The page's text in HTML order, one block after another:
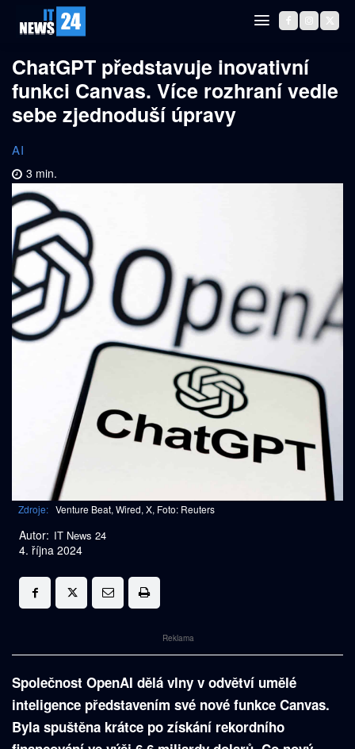
ChatGPT představuje inovativní
funkci Canvas. Více rozhraní vedle
sebe zjednoduší úpravy
AI
3 min.
Zdroje: Venture Beat, Wired, X, Foto: Reuters
Autor: IT News 24
4. října 2024
Reklama
Společnost OpenAI dělá vlny v odvětví umělé
inteligence představením své nové funkce Canvas.
Byla spuštěna krátce po získání rekordního